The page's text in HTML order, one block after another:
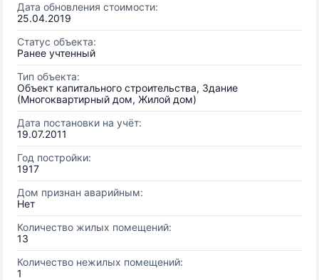
Дата обновления стоимости:
25.04.2019
Статус объекта:
Ранее учтенный
Тип объекта:
Объект капитального строительства, Здание
(Многоквартирный дом, Жилой дом)
Дата постановки на учёт:
19.07.2011
Год постройки:
1917
Дом признан аварийным:
Нет
Количество жилых помещений:
13
Количество нежилых помещений:
1